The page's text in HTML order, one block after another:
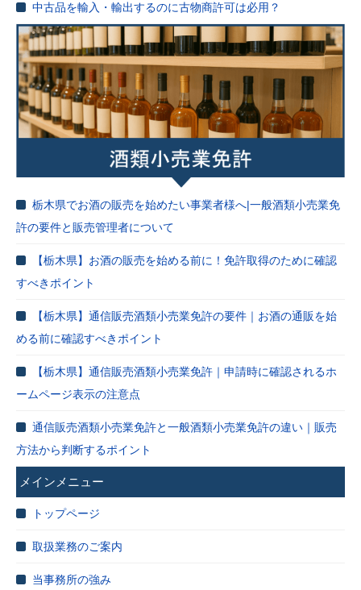
中古品を輸入・輸出するのに古物商許可は必用？
栃木県でお酒の販売を始めたい事業者様へ|一般酒類小売業免
許の要件と販売管理者について
【栃木県】お酒の販売を始める前に！免許取得のために確認
すべきポイント
【栃木県】通信販売酒類小売業免許の要件｜お酒の通販を始
める前に確認すべきポイント
【栃木県】通信販売酒類小売業免許｜申請時に確認されるホ
ームページ表示の注意点
通信販売酒類小売業免許と一般酒類小売業免許の違い｜販売
方法から判断するポイント
メインメニュー
トップページ
取扱業務のご案内
当事務所の強み